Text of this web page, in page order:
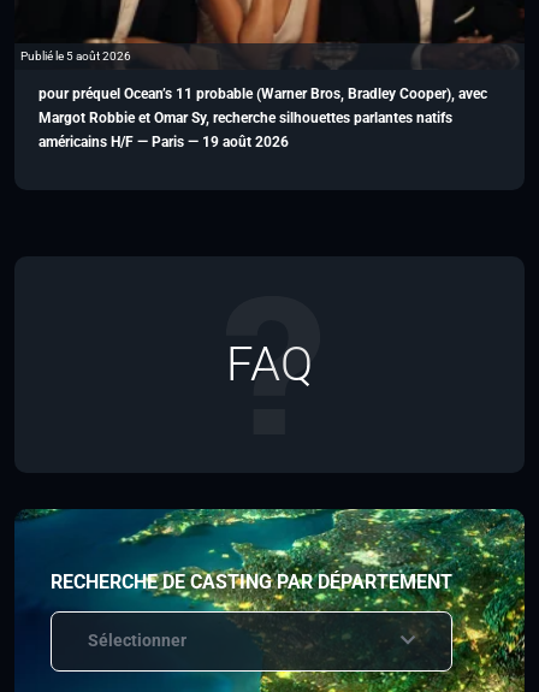
Publié le 5 août 2026
pour préquel Ocean’s 11 probable (Warner Bros, Bradley Cooper), avec
Margot Robbie et Omar Sy, recherche silhouettes parlantes natifs
américains H/F — Paris — 19 août 2026
FAQ
RECHERCHE DE CASTING PAR DÉPARTEMENT
Sélectionner